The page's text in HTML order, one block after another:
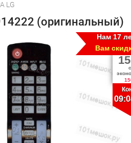
LG
(оригинальный)
Нам 17
Вам
15